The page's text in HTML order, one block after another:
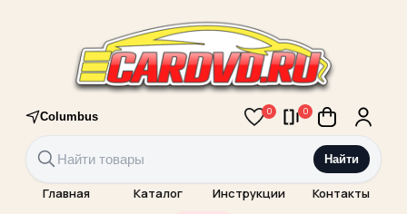
Columbus 0 0
Найти
Главная Каталог Инструкции Контакты